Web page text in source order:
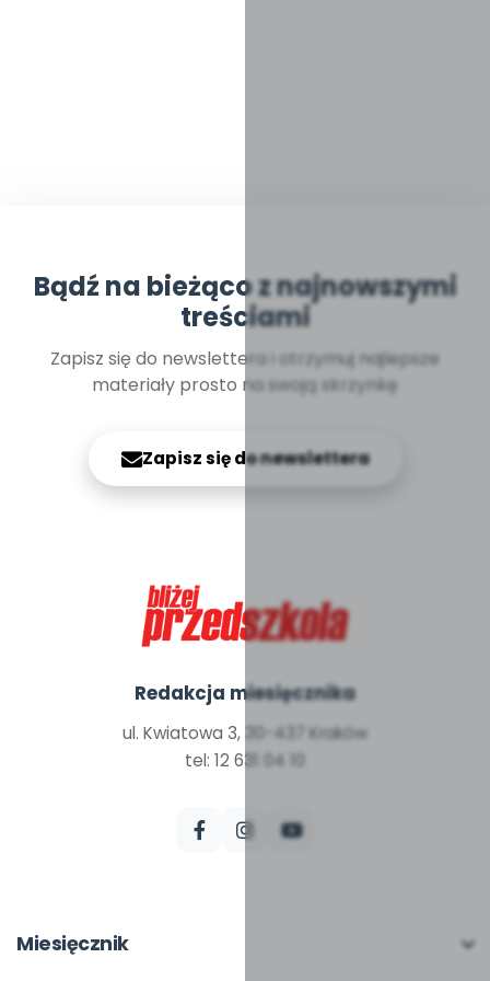
Bądź na bieżąco z najnowszymi
treściami
Zapisz się do newslettera i otrzymuj najlepsze
materiały prosto na swoją skrzynkę
Zapisz się do newslettera
Redakcja miesięcznika
ul. Kwiatowa 3, 30-437 Kraków
tel: 12 631 04 10
Miesięcznik